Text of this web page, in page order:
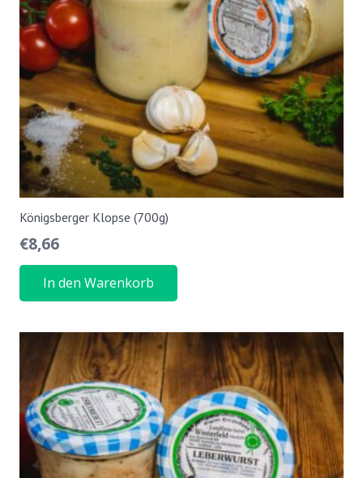
Königsberger Klopse (700g)
€8,66
In den Warenkorb